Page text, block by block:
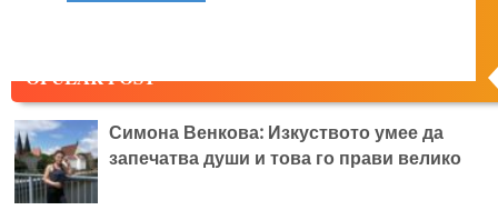
OPULAR POST
Симона Венкова: Изкуството умее да
запечатва души и това го прави велико